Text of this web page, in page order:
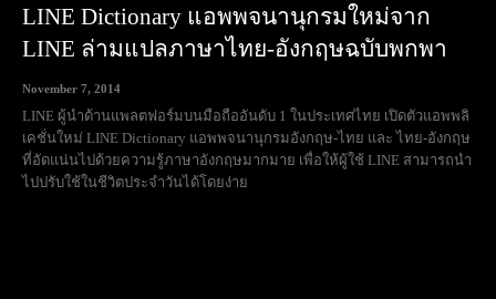
LINE Dictionary แอพพจนานุกรมใหม่จาก
LINE ล่ามแปลภาษาไทย-อังกฤษฉบับพกพา
November 7, 2014
LINE ผู้นำด้านแพลตฟอร์มบนมือถืออันดับ 1 ในประเทศไทย เปิดตัวแอพพลิ
เคชั่นใหม่ LINE Dictionary แอพพจนานุกรมอังกฤษ-ไทย และ ไทย-อังกฤษ
ที่อัดแน่นไปด้วยความรู้ภาษาอังกฤษมากมาย เพื่อให้ผู้ใช้ LINE สามารถนำ
ไปปรับใช้ในชีวิตประจำวันได้โดยง่าย